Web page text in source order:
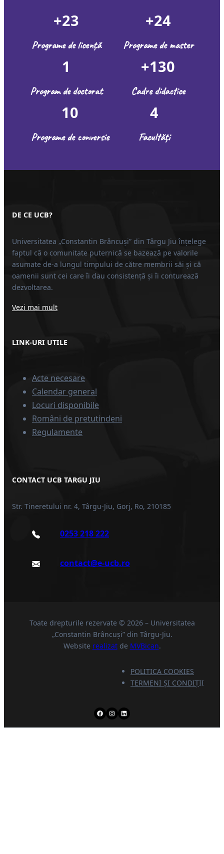
+23
Programe de licență
+24
Programe de master
1
Program de doctorat
+130
Cadre didactice
10
Programe de conversie
4
Facultăți
DE CE UCB?
Universitatea „Constantin Brâncuși” din Târgu Jiu înțelege
faptul că o comunitate puternică se bazează pe valorile
asumate de-a lungul timpului de către membrii săi și că
oamenii sunt cei care îi dau consistență și îi conturează
dezvoltarea.
Vezi mai mult
LINK-URI UTILE
Acte necesare
Calendar general
Locuri disponibile
Români de pretutindeni
Regulamente
CONTACT UCB TARGU JIU
Str. Tineretului nr. 4, Târgu-Jiu, Gorj, Ro, 210185
0253 218 222
contact@e-ucb.ro
Toate drepturile rezervate © 2026 – Universitatea
„Constantin Brâncuși” din Târgu-Jiu.
Website realizatde MVBican.
POLITICA COOKIES
TERMENI ȘI CONDIŢII